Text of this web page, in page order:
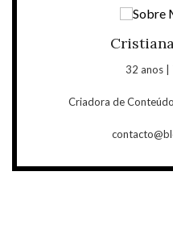
32 anos |
Criadora de